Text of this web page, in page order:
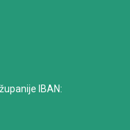
IBAN: